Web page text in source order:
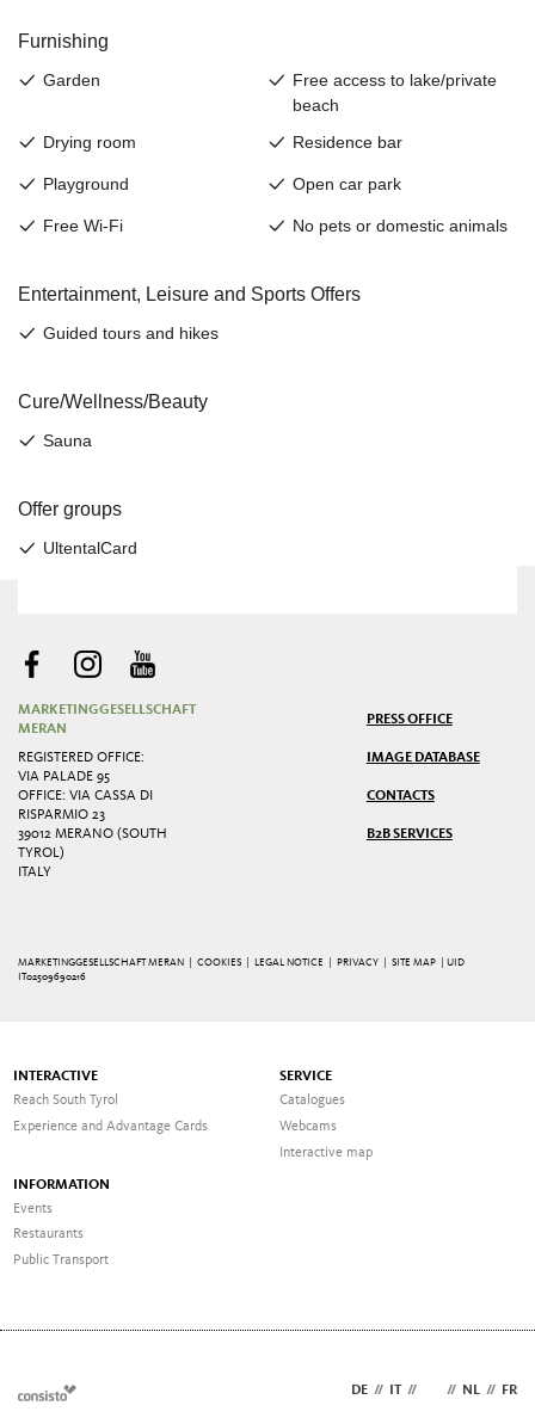
MARKETINGGESELLSCHAFT
MERAN
REGISTERED OFFICE:
VIA PALADE 95
OFFICE: VIA CASSA DI
RISPARMIO 23
39012 MERANO (SOUTH
TYROL)
ITALY
PRESS OFFICE
IMAGE DATABASE
CONTACTS
B2B SERVICES
MARKETINGGESELLSCHAFT MERAN | COOKIES LEGAL NOTICE PRIVACY |SITE MAP
| UID
IT02509690216
INTERACTIVE
Reach South Tyrol
Experience and Advantage Cards
SERVICE
Catalogues
Webcams
Interactive map
INFORMATION
Events
Restaurants
Public Transport
DE // IT // // NL // FR